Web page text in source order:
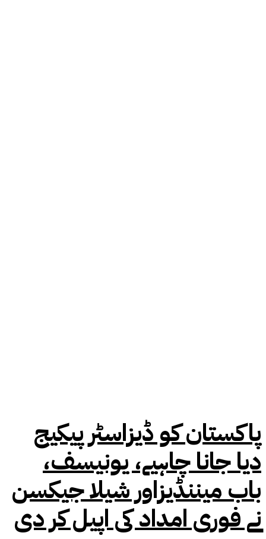
پاکستان کو ڈیزاسٹر پیکیج
دیا جانا چاہیے، یونیسف،
باب میننڈیزاور شیلا جیکسن
نے فوری امداد کی اپیل کر دی